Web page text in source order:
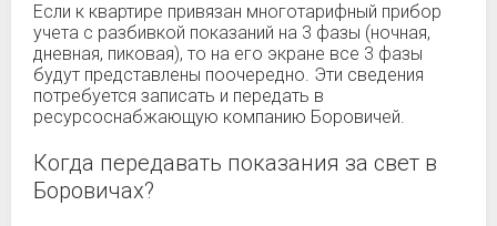
Если к квартире привязан многотарифный прибор
учета с разбивкой показаний на 3 фазы (ночная,
дневная, пиковая), то на его экране все 3 фазы
будут представлены поочередно. Эти сведения
потребуется записать и передать в
ресурсоснабжающую компанию Боровичей.
Когда передавать показания за свет в
Боровичах?